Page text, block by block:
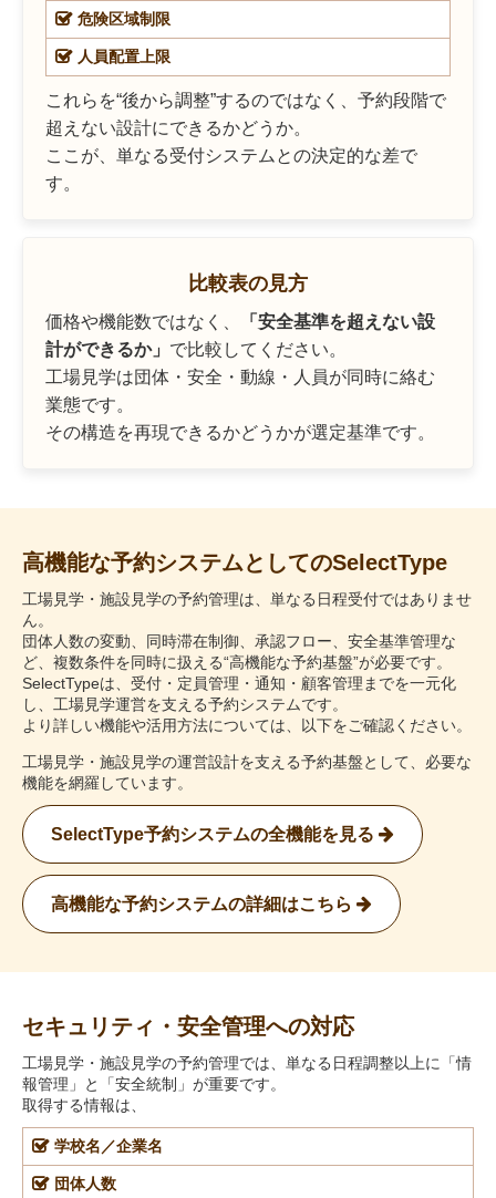
危険区域制限
人員配置上限
これらを“後から調整”するのではなく、予約段階で
超えない設計にできるかどうか。
ここが、単なる受付システムとの決定的な差で
す。
比較表の見方
価格や機能数ではなく、
「安全基準を超えない設
計ができるか」 で比較してください。
工場見学は団体・安全・動線・人員が同時に絡む
業態です。
その構造を再現できるかどうかが選定基準です。
高機能な予約システムとしてのSelectType
工場見学・施設見学の予約管理は、単なる日程受付ではありませ
ん。
団体人数の変動、同時滞在制御、承認フロー、安全基準管理な
ど、複数条件を同時に扱える“高機能な予約基盤”が必要です。
SelectTypeは、受付・定員管理・通知・顧客管理までを一元化
し、工場見学運営を支える予約システムです。
より詳しい機能や活用方法については、以下をご確認ください。
工場見学・施設見学の運営設計を支える予約基盤として、必要な
機能を網羅しています。
SelectType予約システムの全機能を見る
高機能な予約システムの詳細はこちら
セキュリティ・安全管理への対応
工場見学・施設見学の予約管理では、単なる日程調整以上に「情
報管理」と「安全統制」が重要です。
取得する情報は、
学校名／企業名
団体人数